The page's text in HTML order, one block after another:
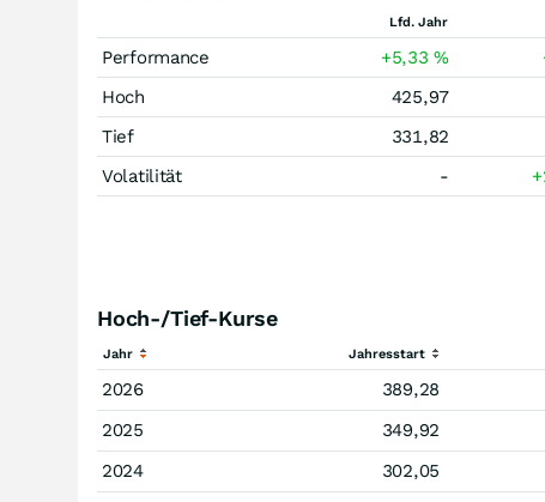
Lfd. Jahr
Performance +5,33%
Hoch
425,97
Tief
331,82
Volatilität
-
Hoch-/Tief-Kurse
Jahr Jahresstart
2026 389,28
2025
349,92
2024
302,05